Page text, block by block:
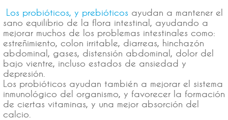
Los probióticos, y prebióticos ayudan a mantener el
sano equilibrio de la flora intestinal, ayudando a
mejorar muchos de los problemas intestinales como:
estreñimiento, colon irritable, diarreas, hinchazón
abdominal, gases, distensión abdominal, dolor del
bajo vientre, incluso estados de ansiedad y
depresión.
Los probióticos ayudan también a mejorar el sistema
inmunológico del organismo, y favorecer la formación
de ciertas vitaminas, y una mejor absorción del
calcio.